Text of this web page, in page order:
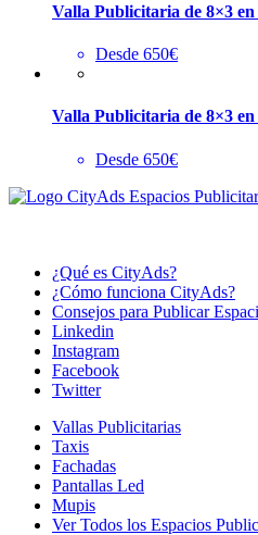
Valla Publicitaria de 8×3
Desde 650€
Valla Publicitaria de 8×3
Desde 650€
¿Qué es CityAds?
¿Cómo funciona CityAds?
Consejos para Publicar
Linkedin
Instagram
Facebook
Twitter
Vallas Publicitarias
Taxis
Fachadas
Pantallas Led
Mupis
Ver Todos los Espacios